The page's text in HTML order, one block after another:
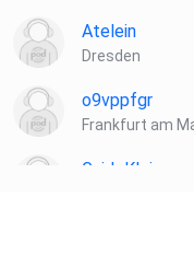
Atelein
Dresden
o9vppfgr
Frankfurt am
GuidoKlein